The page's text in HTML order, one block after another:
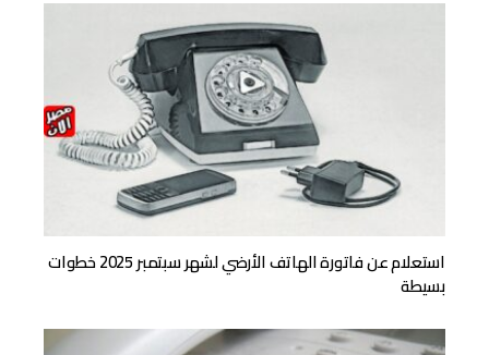
استعلام عن فاتورة الهاتف الأرضي لشهر سبتمبر 2025 خطوات
بسيطة